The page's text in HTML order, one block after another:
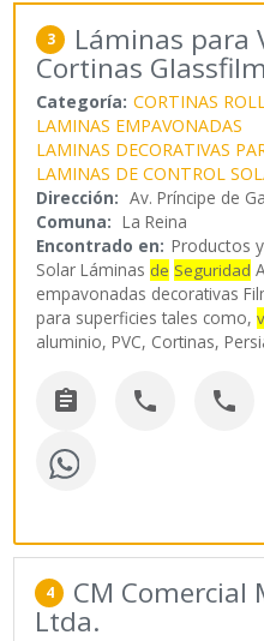
3 Láminas para
Cortinas Glassfilm
Categoría: CORTINAS
LAMINAS EMPAVONADAS
LAMINAS DECORATIVAS
LAMINAS DE CONTROL
Dirección: Av. Príncipe de
Comuna: La Reina
Encontrado en: Productos
Solar Láminas de Seguridad
empavonadas decorativas
para superficies tales como,
aluminio, PVC, Cortinas,
  
4 CM Comercial
Ltda.